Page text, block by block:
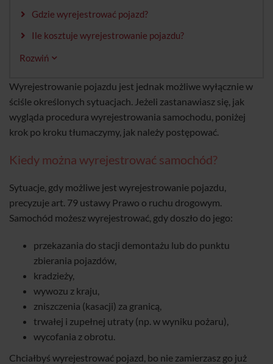
Gdzie wyrejestrować pojazd?
Ile kosztuje wyrejestrowanie pojazdu?
Rozwiń
Wyrejestrowanie pojazdu jest jednak możliwe wyłącznie w
ściśle określonych sytuacjach. Jeżeli zastanawiasz się, jak
wygląda procedura wyrejestrowania samochodu, poniżej
krok po kroku tłumaczymy, jak należy postępować.
Kiedy można wyrejestrować samochód?
Sytuacje, gdy możliwe jest wyrejestrowanie pojazdu,
precyzuje art. 79 ustawy Prawo o ruchu drogowym.
Samochód możesz wyrejestrować, gdy doszło do jego:
przekazania do stacji demontażu lub do punktu
zbierania pojazdów,
kradzieży,
wywozu z kraju,
zniszczenia (kasacji) za granicą,
trwałej i zupełnej utraty (np. w wyniku pożaru),
wycofania z obrotu.
Chciałbyś wyrejestrować pojazd, bo nie zamierzasz go już